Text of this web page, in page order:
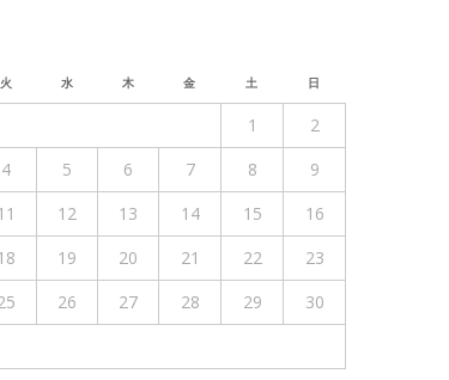
火 水 木 金 土 日
1
2
4 5 6 7 8
9
12 13 14 15
16
19 20 21 22
23
26 27 28 29
30